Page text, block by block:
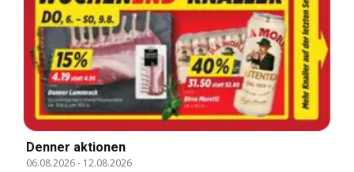
Denner aktionen
06.08.2026- 12.08.2026